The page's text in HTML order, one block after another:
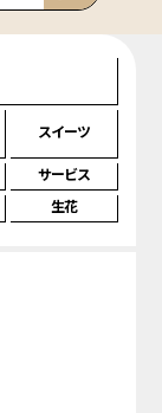
スイーツ
サービス
生花